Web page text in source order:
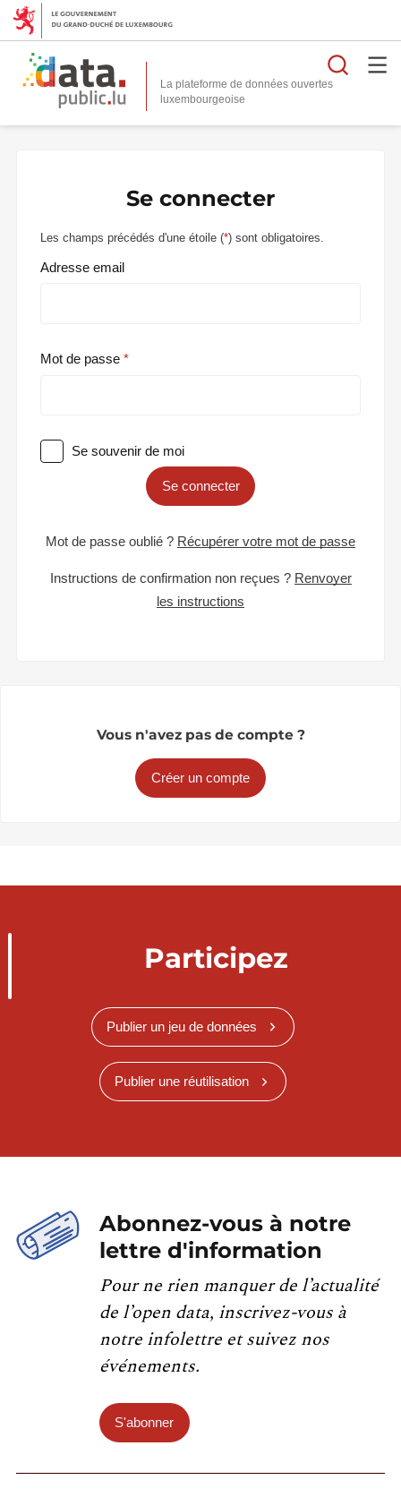
La plateforme de données ouvertes
Se connecter
Les champs précédés d'une étoile (*) sont obligatoires.
Adresse email
Mot de passe
Se souvenir de moi
Se connecter
Mot de passe oublié ? Récupérer votre mot de passe
Instructions de confirmation non reçues ? Renvoyer
les instructions
Vous n'avez pas de compte ?
Créer un compte
Participez
Publier un jeu de données
Publier une réutilisation
Abonnez-vous à notre
lettre d'information
Pour ne rien manquer de l’actualité
de l’open data, inscrivez-vous à
notre infolettre et suivez nos
événements.
S'abonner